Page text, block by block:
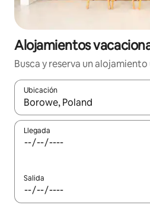
Alojamientos
Busca y reserva un
Ubicación
Cuando los resultados estén
Llegada
Salida